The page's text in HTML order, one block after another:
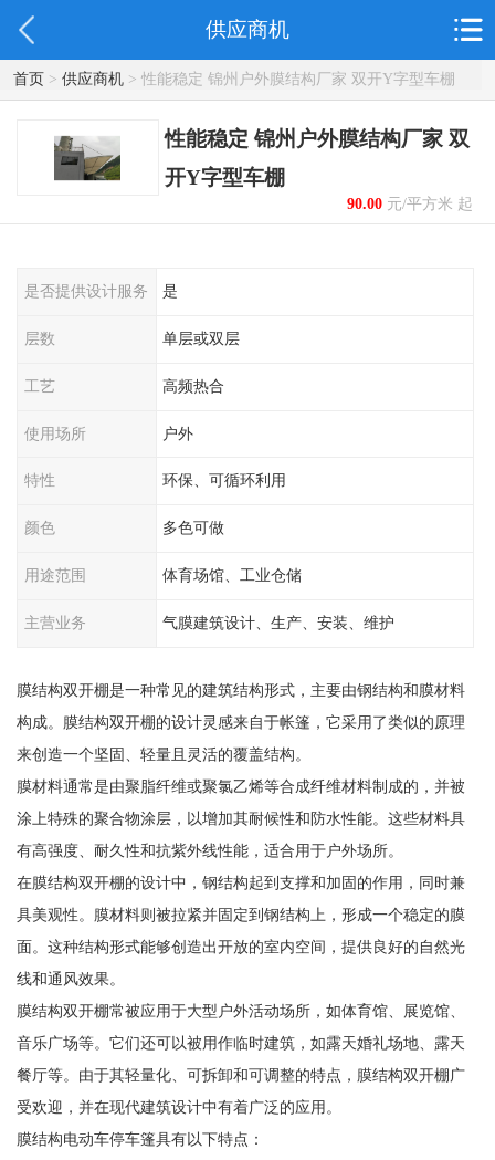
供应商机
首页> 供应商机> 性能稳定 锦州户外膜结构厂家 双开Y字型车棚
性能稳定 锦州户外膜结构厂家 双
开Y字型车棚
90.00元/平方米 起
是否提供设计服务 是
层数 单层或双层
工艺 高频热合
使用场所 户外
特性 环保、可循环利用
颜色 多色可做
用途范围 体育场馆、工业仓储
主营业务 气膜建筑设计、生产、安装、维护
膜结构双开棚是一种常见的建筑结构形式，主要由钢结构和膜材料
构成。膜结构双开棚的设计灵感来自于帐篷，它采用了类似的原理
来创造一个坚固、轻量且灵活的覆盖结构。
膜材料通常是由聚脂纤维或聚氯乙烯等合成纤维材料制成的，并被
涂上特殊的聚合物涂层，以增加其耐候性和防水性能。这些材料具
有高强度、耐久性和抗紫外线性能，适合用于户外场所。
在膜结构双开棚的设计中，钢结构起到支撑和加固的作用，同时兼
具美观性。膜材料则被拉紧并固定到钢结构上，形成一个稳定的膜
面。这种结构形式能够创造出开放的室内空间，提供良好的自然光
线和通风效果。
膜结构双开棚常被应用于大型户外活动场所，如体育馆、展览馆、
音乐广场等。它们还可以被用作临时建筑，如露天婚礼场地、露天
餐厅等。由于其轻量化、可拆卸和可调整的特点，膜结构双开棚广
受欢迎，并在现代建筑设计中有着广泛的应用。
膜结构电动车停车篷具有以下特点：